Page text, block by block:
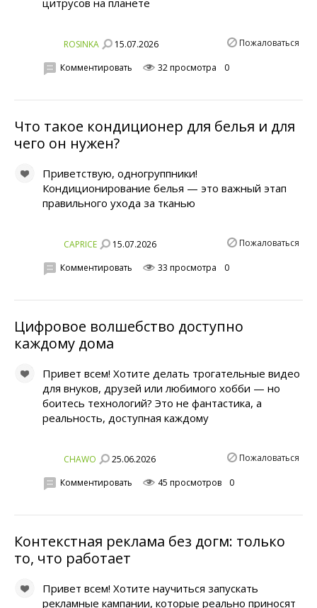
цитрусов на планете
ROSINKA 15.07.2026 Пожаловаться
Комментировать 32 просмотра 0
Что такое кондиционер для белья и для
чего он нужен?
Приветствую, одногруппники!
Кондиционирование белья — это важный этап
правильного ухода за тканью
CAPRICE 15.07.2026 Пожаловаться
Комментировать 33 просмотра 0
Цифровое волшебство доступно
каждому дома
Привет всем! Хотите делать трогательные видео
для внуков, друзей или любимого хобби — но
боитесь технологий? Это не фантастика, а
реальность, доступная каждому
CHAWO 25.06.2026 Пожаловаться
Комментировать 45 просмотров 0
Контекстная реклама без догм: только
то, что работает
Привет всем! Хотите научиться запускать
рекламные кампании, которые реально приносят